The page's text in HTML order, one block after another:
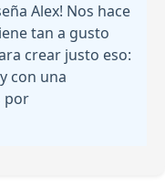
Alex! Nos hace
tan a gusto
crear justo eso:
con una
por